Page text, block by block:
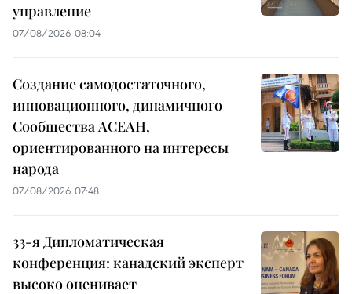
управление
07/08/2026 08:04
Создание самодостаточного,
инновационного, динамичного
Сообщества АСЕАН,
ориентированного на интересы
народа
07/08/2026 07:48
33-я Дипломатическая
конференция: канадский эксперт
высоко оценивает